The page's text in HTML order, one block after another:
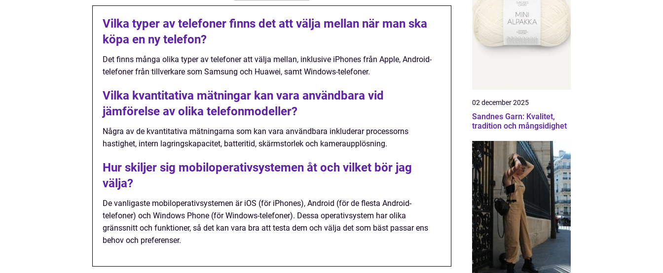
Vilka typer av telefoner finns det att välja mellan när man ska
köpa en ny telefon?
Det finns många olika typer av telefoner att välja mellan, inklusive iPhones från Apple, Android-
telefoner från tillverkare som Samsung och Huawei, samt Windows-telefoner.
Vilka kvantitativa mätningar kan vara användbara vid
jämförelse av olika telefonmodeller?
Några av de kvantitativa mätningarna som kan vara användbara inkluderar processorns
hastighet, intern lagringskapacitet, batteritid, skärmstorlek och kameraupplösning.
Hur skiljer sig mobiloperativsystemen åt och vilket bör jag
välja?
De vanligaste mobiloperativsystemen är iOS (för iPhones), Android (för de flesta Android-
telefoner) och Windows Phone (för Windows-telefoner). Dessa operativsystem har olika
gränssnitt och funktioner, så det kan vara bra att testa dem och välja det som bäst passar ens
behov och preferenser.
02 december 2025
Sandnes Garn: Kvalitet,
tradition och mångsidighet